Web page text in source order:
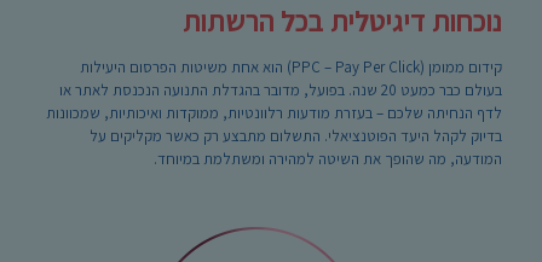
נוכחות דיגיטלית בכל הרשתות
קידום ממומן (PPC – Pay Per Click) הוא אחת משיטות הפרסום היעילות
בעולם כבר כמעט 20 שנה. בפועל, מדובר בהגדלת התנועה הנכנסת לאתר או
לדף הנחיתה שלכם – בעזרת מודעות רלוונטיות, ממוקדות ואיכותיות, שמכוונות
בדיוק לקהל היעד הפוטנציאלי. התשלום מתבצע רק כאשר מקליקים על
המודעה, מה שהופך את השיטה למהירה ומשתלמת במיוחד.